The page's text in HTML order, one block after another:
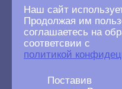
Наш сайт
Продолжая им
соглашаетесь на
соответсвии с
политикой
Поставив
+7(4872)
+7(499)